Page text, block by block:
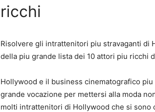
ricchi
Risolvere gli intrattenitori piu stravaganti di
della piu grande lista dei 10 attori piu ricchi
Hollywood e il business cinematografico
grande vocazione per mettersi alla moda
molti intrattenitori di Hollywood che si